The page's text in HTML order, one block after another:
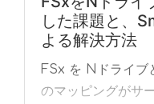
した課題と、
よる解決方法
FSx を Nドライブ
のマッピングがサ